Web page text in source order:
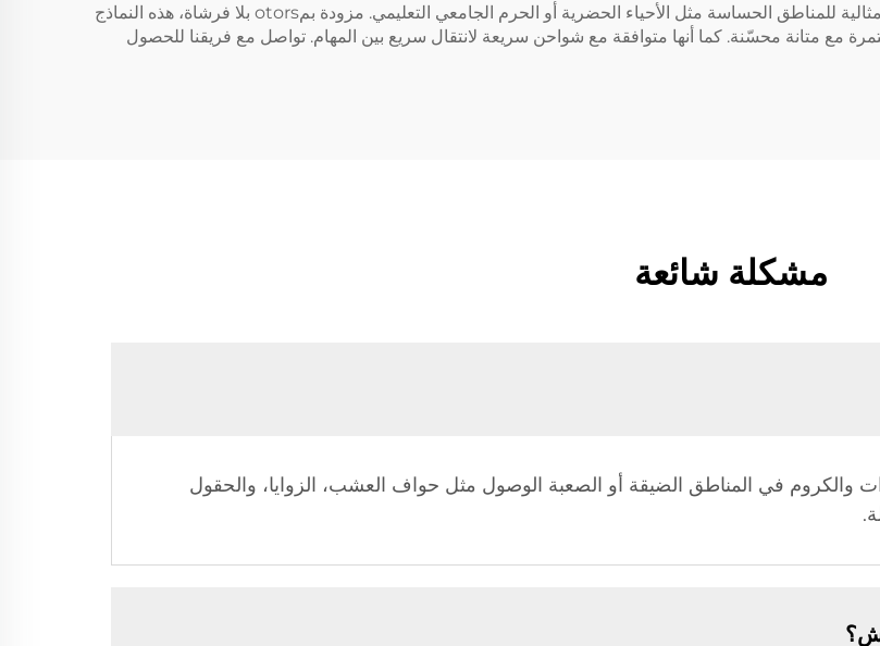
من التشغيل في شحنة واحدة. هادئة وخالية من الانبعاثات، هذه النماذج مثالية للمناطق الحساسة مثل الأحياء الحضرية أو الحرم الجامعي التعليمي. مزودة بمotors بلا فرشاة، هذه النماذج
قوة مستمرة مع متانة محسّنة. كما أنها متوافقة مع شواحن سريعة لانتقال سريع بين المهام. تواصل مع فريقنا للحصول
مشكلة شائعة
والكروم في المناطق الضيقة أو الصعبة الوصول مثل حواف العشب، الزوايا، والحقول